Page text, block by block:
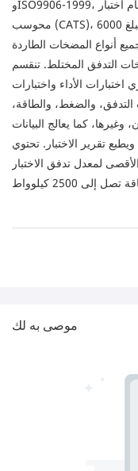
وISO9906-1999، بدقة من الدرجة 1.0. تعتمد المنصة على نظام اختبار
محوسب (CATS)، وتغطي مساحة 1100 متر مربع، بحجم فعال يبلغ 6000
أنواع المضخات الطاردة
التدفق المختلط. تنقسم
الأداء واختبارات
التدفق، والضغط، والطاقة،
كما يعالج البيانات
تقرير الاختبار. تحتوي
الحد الأقصى لمعدل تدفق الاختبار
موصى به لك